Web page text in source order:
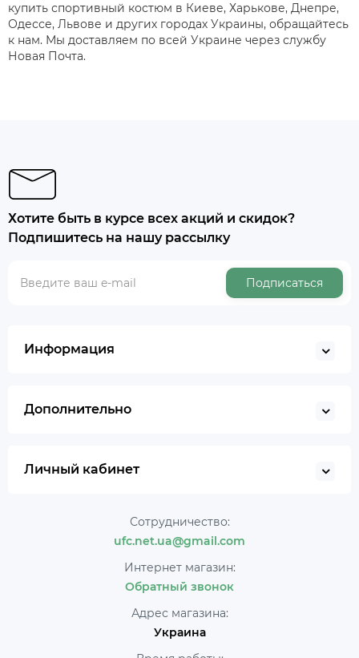
купить спортивный костюм в Киеве, Харькове, Днепре,
Одессе, Львове и других городах Украины, обращайтесь
к нам. Мы доставляем по всей Украине через службу
Новая Почта.
Хотите быть в курсе всех акций и скидок?
Подпишитесь на нашу рассылку
Подписаться
Информация
Дополнительно
Личный кабинет
Сотрудничество:
ufc.net.ua@gmail.com
Интернет магазин:
Обратный звонок
Адрес магазина:
Украина